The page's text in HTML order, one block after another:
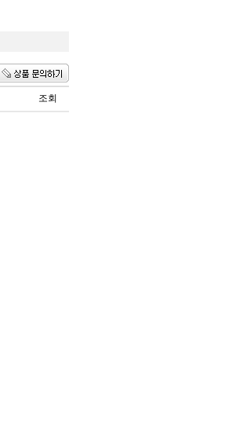
조회